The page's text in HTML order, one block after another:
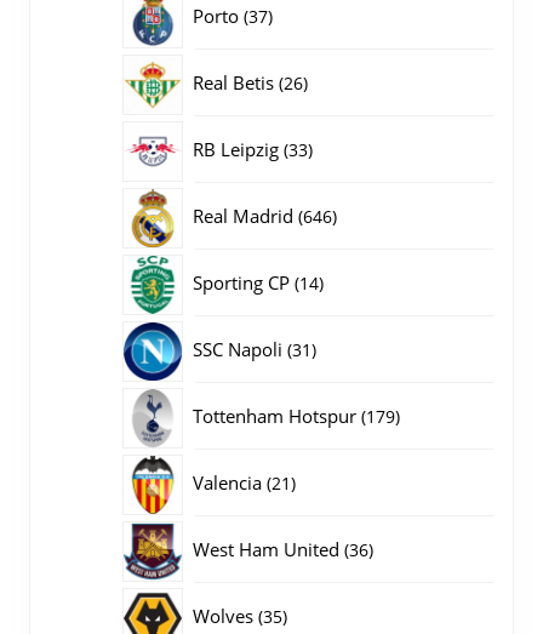
Porto 3737
Real Betis 2626
RB Leipzig 3333
Real Madrid 646646
Sporting CP 1414
SSC Napoli 3131
Tottenham Hotspur 179179
Valencia 2121
West Ham United 3636
Wolves 3535